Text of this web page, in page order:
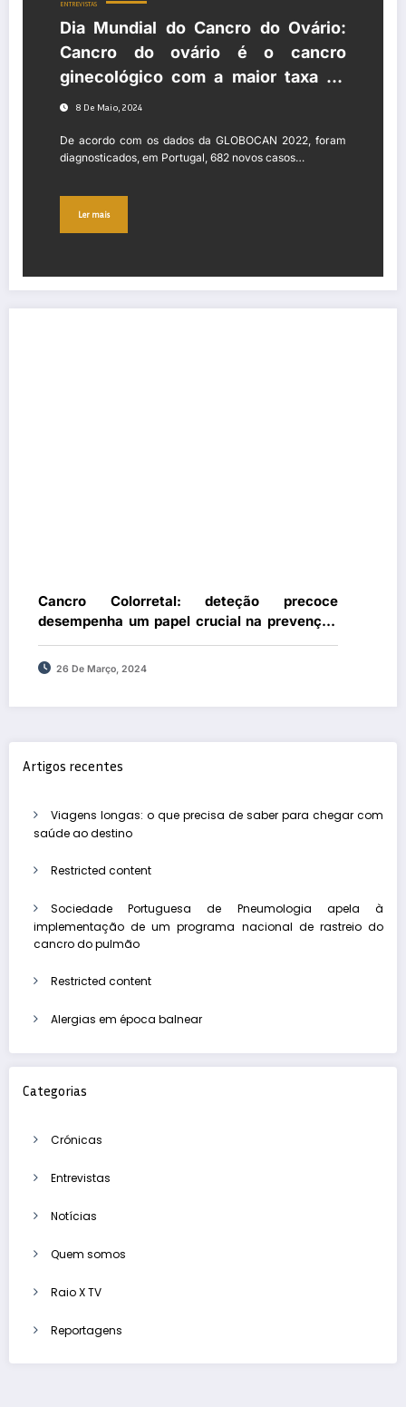
ENTREVISTAS
Dia Mundial do Cancro do Ovário:
Cancro do ovário é o cancro
ginecológico com a maior taxa de
mortalidade
8 De Maio, 2024
De acordo com os dados da GLOBOCAN 2022, foram
diagnosticados, em Portugal, 682 novos casos…
Ler mais
Cancro Colorretal: deteção precoce
desempenha um papel crucial na prevenção
e no tratamento
26 De Março, 2024
Artigos recentes
Viagens longas: o que precisa de saber para chegar com
saúde ao destino
Restricted content
Sociedade Portuguesa de Pneumologia apela à
implementação de um programa nacional de rastreio do
cancro do pulmão
Restricted content
Alergias em época balnear
Categorias
Crónicas
Entrevistas
Notícias
Quem somos
Raio X TV
Reportagens